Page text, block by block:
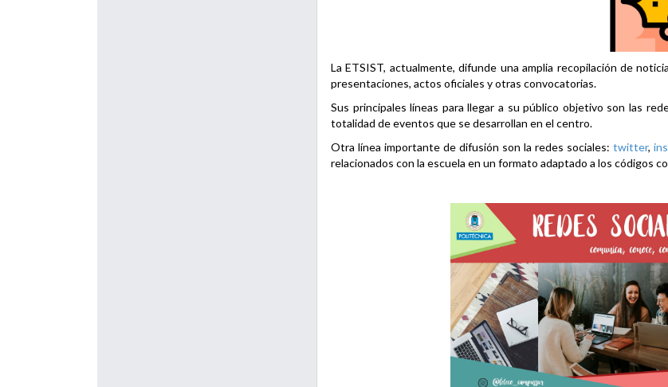
La ETSIST, actualmente, difunde una amplia recopilación de
presentaciones, actos oficiales y otras convocatorias.
Sus principales líneas para llegar a su público objetivo son las
totalidad de eventos que se desarrollan en el centro.
Otra línea importante de difusión son la redes sociales: twitter,
relacionados con la escuela en un formato adaptado a los códigos